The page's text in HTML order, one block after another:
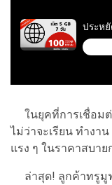
ในยุคที่การเชื่อมต่
ไม่ว่าจะเรียน ทำงา
แรง ๆ ในราคาสบาย
ล่าสุด! ลูกค้าทรูมูฟ